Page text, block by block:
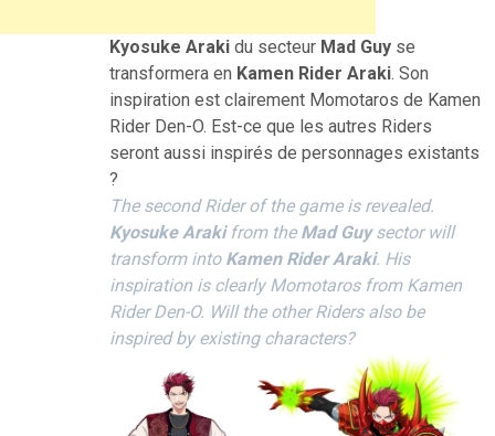
Kyosuke Araki du secteur Mad Guy se
transformera en Kamen Rider Araki. Son
inspiration est clairement Momotaros de Kamen
Rider Den-O. Est-ce que les autres Riders
seront aussi inspirés de personnages existants
?
The second Rider of the game is revealed.
Kyosuke Arakifrom the Mad Guysector will
transform into Kamen Rider Araki. His
inspiration is clearly Momotaros from Kamen
Rider Den-O. Will the other Riders also be
inspired by existing characters?